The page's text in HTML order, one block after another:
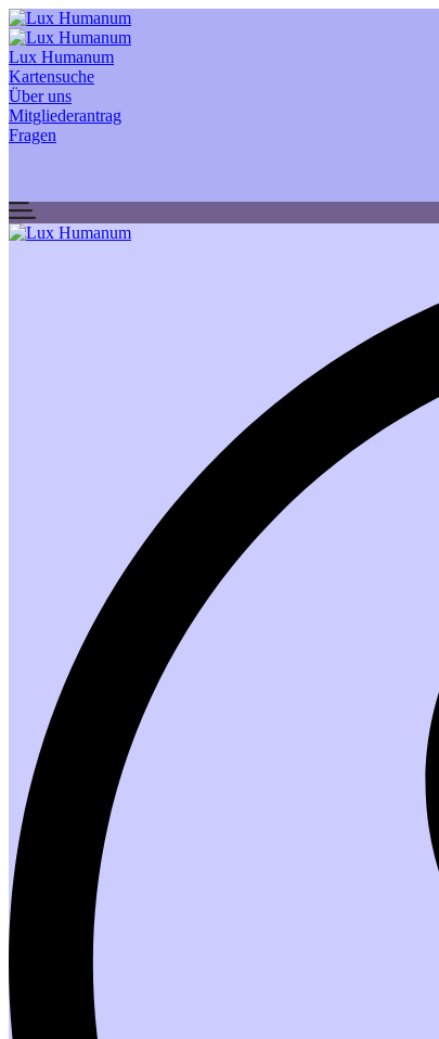
Lux Humanum
Kartensuche
Über uns
Mitgliederantrag
Fragen